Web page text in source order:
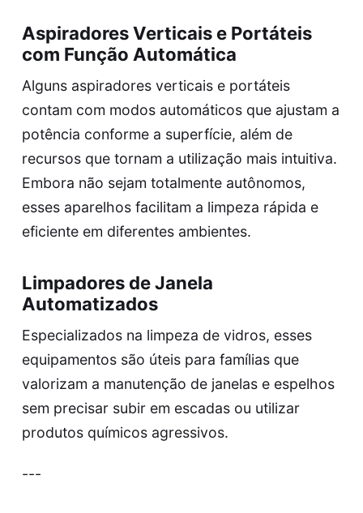
Aspiradores Verticais e Portáteis
com Função Automática
Alguns aspiradores verticais e portáteis
contam com modos automáticos que ajustam a
potência conforme a superfície, além de
recursos que tornam a utilização mais intuitiva.
Embora não sejam totalmente autônomos,
esses aparelhos facilitam a limpeza rápida e
eficiente em diferentes ambientes.
Limpadores de Janela
Automatizados
Especializados na limpeza de vidros, esses
equipamentos são úteis para famílias que
valorizam a manutenção de janelas e espelhos
sem precisar subir em escadas ou utilizar
produtos químicos agressivos.
---